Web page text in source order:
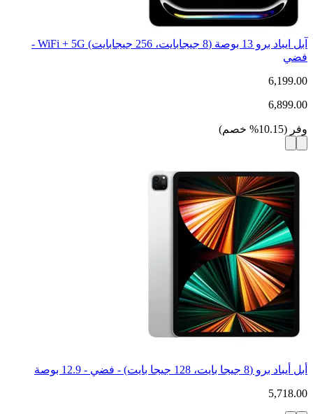
آبل ايباد برو 13 بوصة (8 جيجابايت، 256 جيجابايت) WiFi + 5G -
فضي
6,199.00
6,899.00
وفر (
10.15
% خصم)
أبل أيباد برو (8 جيجا بايت، 128 جيجا بايت) - فضي - 12.9 بوصة
5,718.00